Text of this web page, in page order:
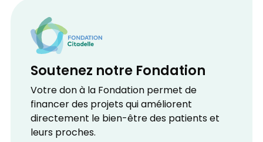
Soutenez notre Fondation
Votre don à la Fondation permet de
financer des projets qui améliorent
directement le bien-être des patients et
leurs proches.